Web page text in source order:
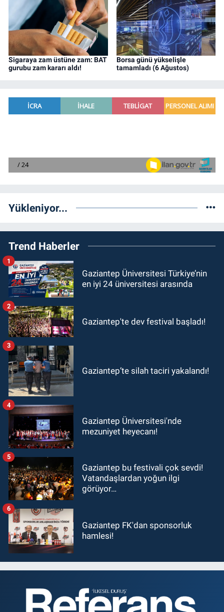
Sigaraya zam üstüne zam: BAT
gurubu zam kararı aldı!
Borsa günü yükselişle
tamamladı (6 Ağustos)
Yükleniyor...
Trend Haberler
Gaziantep Üniversitesi Türkiye’nin
en iyi 24 üniversitesi arasında
1
Gaziantep'te dev festival başladı!
2
Gaziantep’te silah taciri yakalandı!
3
Gaziantep Üniversitesi'nde
mezuniyet heyecanı!
4
Gaziantep bu festivali çok sevdi!
Vatandaşlardan yoğun ilgi
görüyor…
5
Gaziantep FK'dan sponsorluk
hamlesi!
6